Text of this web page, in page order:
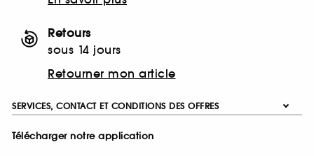
Retours
sous 14 jours
Retourner mon article
SERVICES, CONTACT ET CONDITIONS DES OFFRES
Télécharger notre application